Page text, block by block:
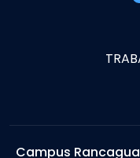
Campus Rancagua